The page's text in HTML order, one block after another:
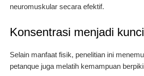
neuromuskular secara efektif.
Konsentrasi menjadi
Selain manfaat fisik, penelitian ini
petanque juga melatih kemampuan